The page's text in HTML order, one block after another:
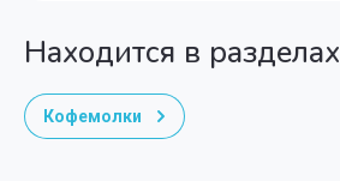
Находится в разделах
Кофемолки